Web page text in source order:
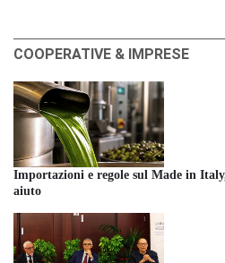
COOPERATIVE & IMPRESE
Importazioni e regole sul Made in
aiuto